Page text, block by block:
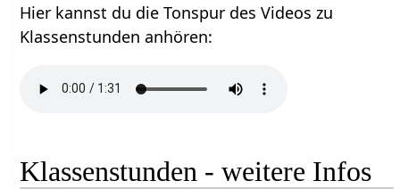
Hier kannst du die Tonspur des Videos zu
Klassenstunden anhören:
Klassenstunden - weitere Infos